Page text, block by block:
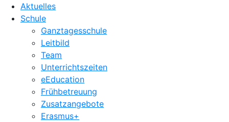
Aktuelles
Schule
Ganztagesschule
Leitbild
Team
Unterrichtszeiten
eEducation
Frühbetreuung
Zusatzangebote
Erasmus+